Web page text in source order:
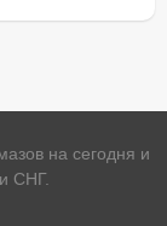
на сегодня и
СНГ.